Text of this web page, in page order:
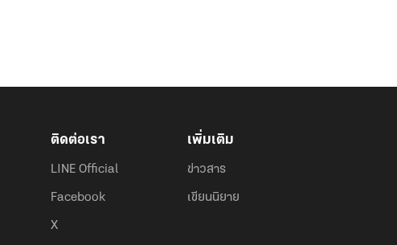
ติดต่อเรา
LINE Official
Facebook
X
เพิ่มเติม
ข่าวสาร
เขียนนิยาย